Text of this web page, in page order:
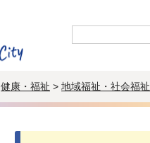
健康・福祉 > 地域福祉・社会福祉